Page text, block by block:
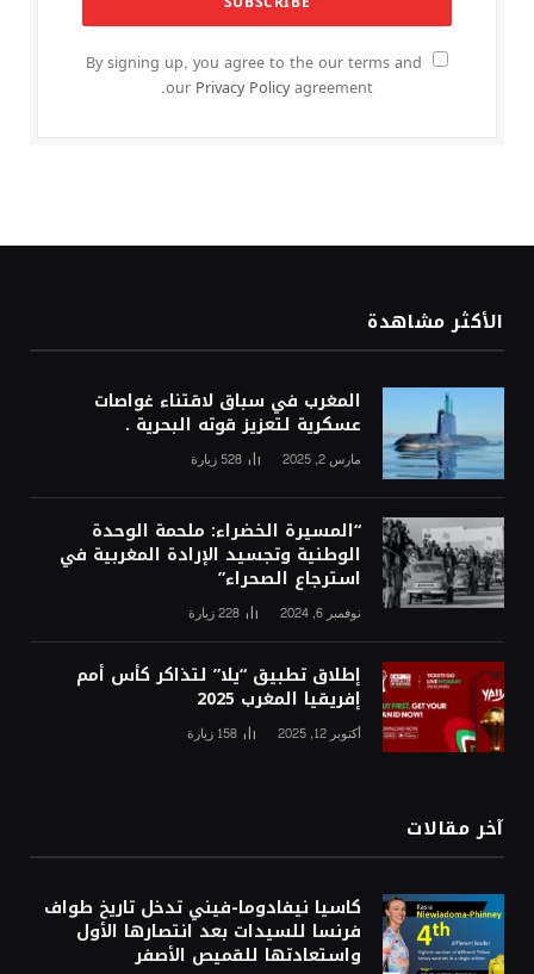
By signing up, you agree to the our terms and
our Privacy Policyagreement.
الأكثر مشاهدة
المغرب في سباق لاقتناء غواصات
عسكرية لتعزيز قوته البحرية .
مارس 2, 2025 528 زيارة
“المسيرة الخضراء: ملحمة الوحدة
الوطنية وتجسيد الإرادة المغربية في
استرجاع الصحراء”
نوفمبر 6, 2024 228زيارة
إطلاق تطبيق “يلا” لتذاكر كأس أمم
إفريقيا المغرب 2025
أكتوبر 12, 2025 158 زيارة
آخر مقالات
كاسيا نيفادوما-فيني تدخل تاريخ طواف
فرنسا للسيدات بعد انتصارها الأول
واستعادتها للقميص الأصفر